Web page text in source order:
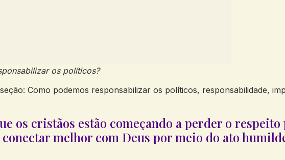
os políticos?
Como podemos responsabilizar os políticos, responsabilidade,
os cristãos estão começando a perder o
conectar melhor com Deus por meio do ato